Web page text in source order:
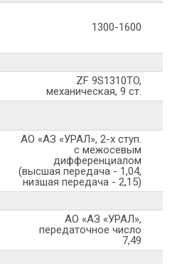
1300-1600
ZF 9S1310TO,
механическая, 9 ст.
АО «АЗ «УРАЛ», 2-х ступ.
с межосевым
дифференциалом
(высшая передача - 1,04,
низшая передача - 2,15)
АО «АЗ «УРАЛ»,
передаточное число
7,49